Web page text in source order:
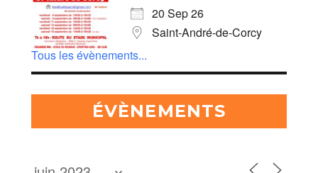
20 Sep 26
Saint-André-de-Corcy
Tous les évènements...
ÉVÈNEMENTS